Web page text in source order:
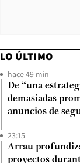
LO ÚLTIMO
hace 49 min
De “una
demasiadas
anuncios de
23:15
Arrau
proyectos